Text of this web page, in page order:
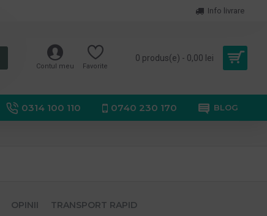
Info livrare
Contul meu Favorite
0 produs(e) - 0,00 lei
0314 100 110 0740 230 170 BLOG
OPINII TRANSPORT RAPID